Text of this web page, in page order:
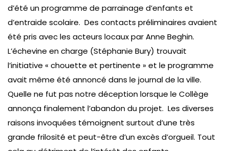
d’été un programme de parrainage d’enfants et
d’entraide scolaire. Des contacts préliminaires avaient
été pris avec les acteurs locaux par Anne Beghin.
L’échevine en charge (Stéphanie Bury) trouvait
l’initiative « chouette et pertinente » et le programme
avait même été annoncé dans le journal de la ville.
Quelle ne fut pas notre déception lorsque le Collège
annonça finalement l’abandon du projet. Les diverses
raisons invoquées témoignent surtout d’une très
grande frilosité et peut-être d’un excès d’orgueil. Tout